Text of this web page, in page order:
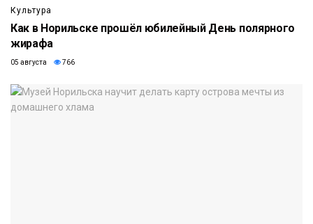
Культура
Как в Норильске прошёл юбилейный День полярного
жирафа
05 августа 766